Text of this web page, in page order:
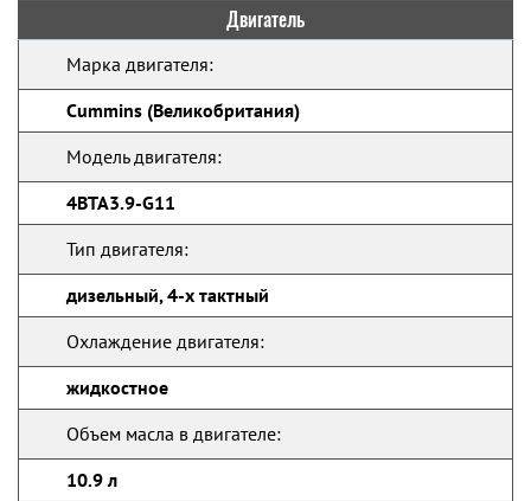
Двигатель
Марка двигателя:
Cummins (Великобритания)
Модель двигателя:
4ВTA3.9-G11
Тип двигателя:
дизельный, 4-х тактный
Охлаждение двигателя:
жидкостное
Объем масла в двигателе:
10.9 л